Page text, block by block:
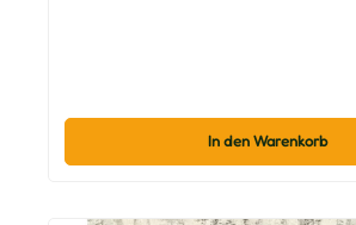
In den Warenkorb